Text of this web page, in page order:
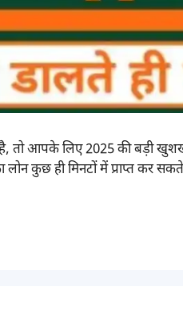
आपके लिए 2025 की बड़ी
कुछ ही मिनटों में प्राप्त कर सकते